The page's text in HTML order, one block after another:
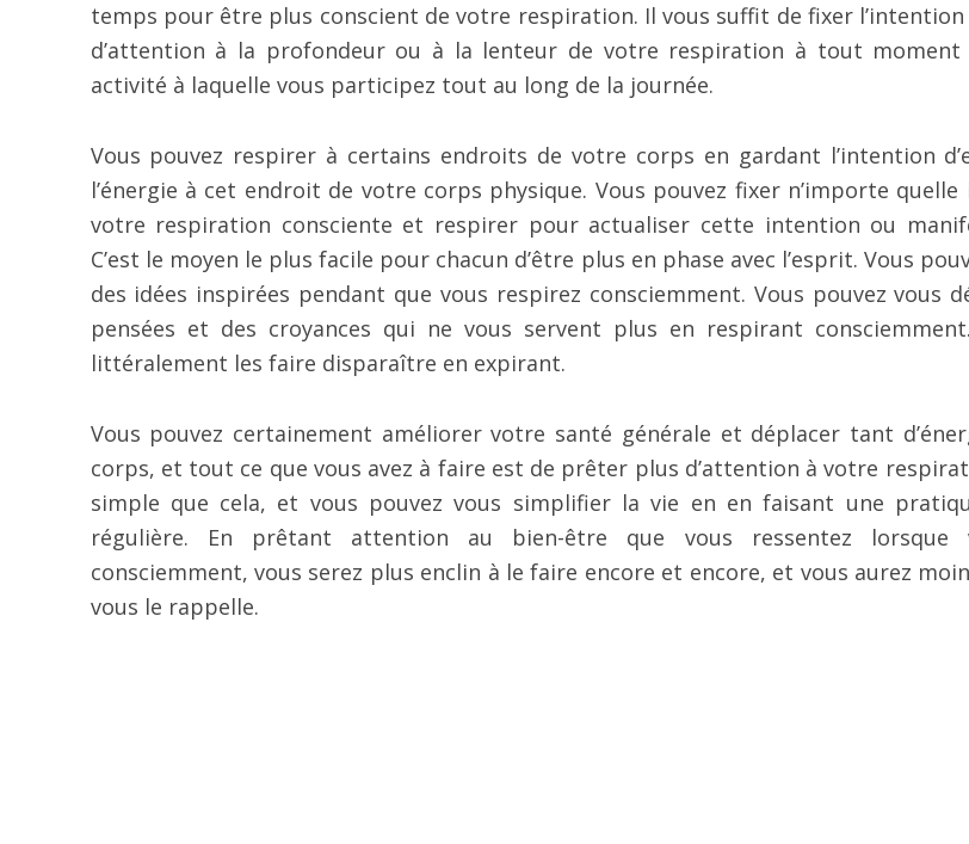
temps pour être plus conscient de votre respiration. Il vous suffit de fixer
d’attention à la profondeur ou à la lenteur de votre respiration à tout
activité à laquelle vous participez tout au long de la journée.
Vous pouvez respirer à certains endroits de votre corps en gardant l’intention
l’énergie à cet endroit de votre corps physique. Vous pouvez fixer n’importe
votre respiration consciente et respirer pour actualiser cette intention ou
C’est le moyen le plus facile pour chacun d’être plus en phase avec l’esprit. Vous
des idées inspirées pendant que vous respirez consciemment. Vous pouvez vous
pensées et des croyances qui ne vous servent plus en respirant
littéralement les faire disparaître en expirant.
Vous pouvez certainement améliorer votre santé générale et déplacer tant
corps, et tout ce que vous avez à faire est de prêter plus d’attention à votre
simple que cela, et vous pouvez vous simplifier la vie en en faisant une
régulière. En prêtant attention au bien-être que vous ressentez lorsque
consciemment, vous serez plus enclin à le faire encore et encore, et vous aurez
vous le rappelle.